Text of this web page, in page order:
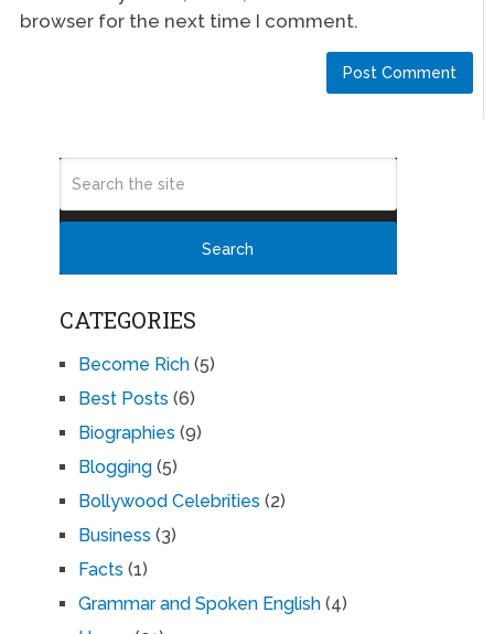
browser for the next time I comment.
CATEGORIES
Become Rich(5)
Best Posts (6)
Biographies (9)
Blogging(5)
Bollywood Celebrities (2)
Business (3)
Facts (1)
Grammar and Spoken English(4)